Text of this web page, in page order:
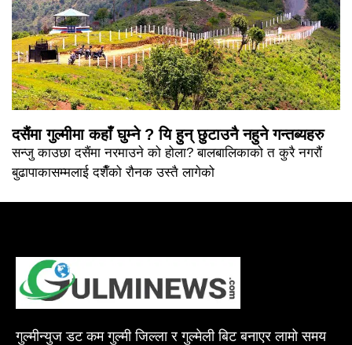
दसैंमा गुल्मीमा कहाँ घुम्ने ? यि हुन् छुटाउनै नहुने गन्तब्यहरु
सन्जु काउछा दसैंमा नरमाउने को होला? बालबालिकाको त कुरै नगरौं
बुढापाकासम्मलाई दशैँको रौनक उस्तै लागेको
गुल्मीन्युज डट कम गुल्मी जिल्ला र गुल्मेली बिट बनाएर लामो समय